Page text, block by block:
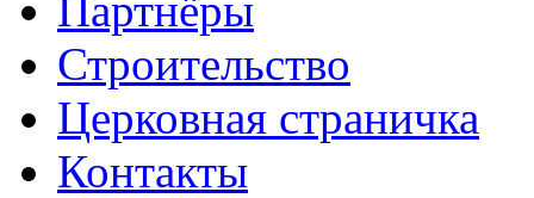
Строительство
Церковная страничка
Контакты